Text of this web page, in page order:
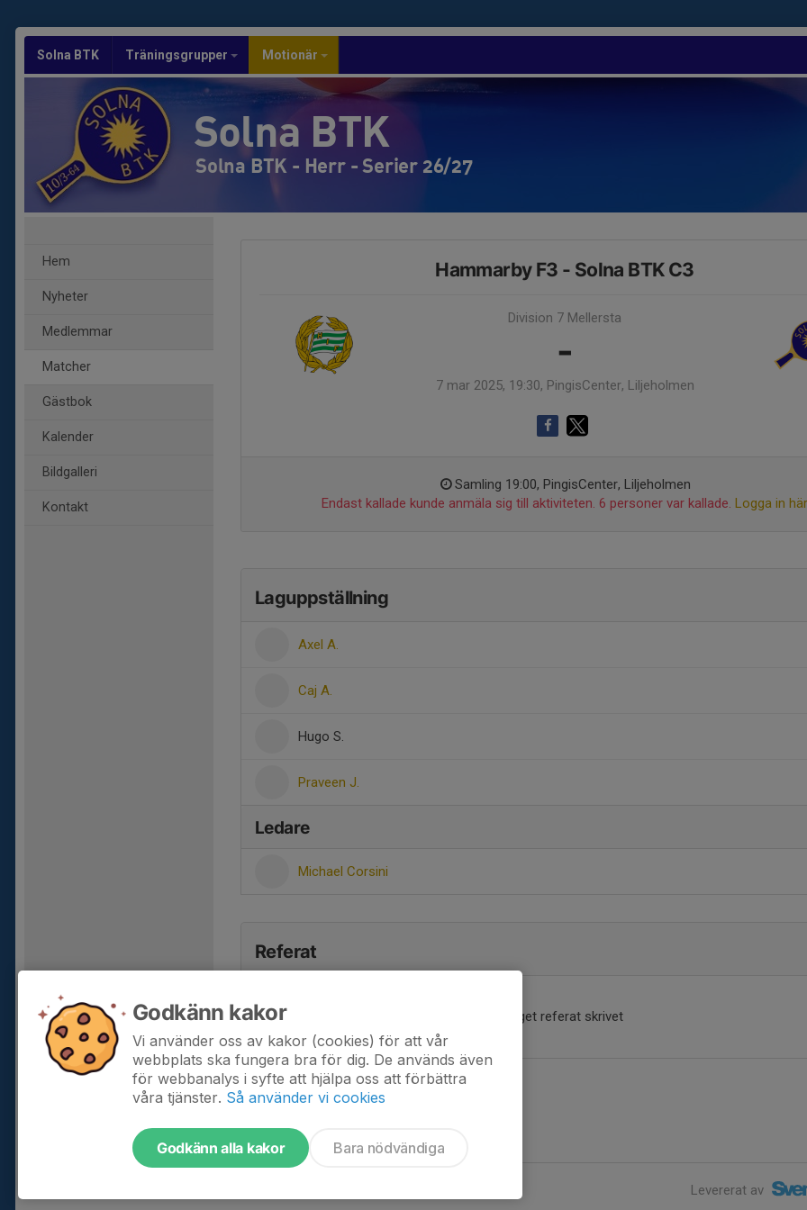
Solna BTK Träningsgrupper Motionär
Solna BTK
Solna BTK - Herr - Serier 26/27
Hem
Nyheter
Medlemmar
Matcher
Gästbok
Kalender
Bildgalleri
Kontakt
Hammarby F3 - Solna BTK C3
Division 7 Mellersta
-
7 mar 2025, 19:30, PingisCenter, Liljeholmen
Samling 19:00, PingisCenter, Liljeholmen
Endast kallade kunde anmäla sig till aktiviteten. 6 personer var kallade. Logga in här
Laguppställning
Axel A.
Caj A.
Hugo S.
Praveen J.
Ledare
Michael Corsini
Referat
Inget referat skrivet
Levererat av
Godkänn kakor
Vi använder oss av kakor (cookies) för att vår
webbplats ska fungera bra för dig. De används även
för webbanalys i syfte att hjälpa oss att förbättra
våra tjänster. Så använder vi cookies
Godkänn alla kakor Bara nödvändiga